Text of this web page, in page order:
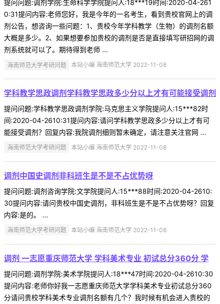
提问问题:调剂学院:生命科学学院提问人:18***19时间:2020-04-261
0:31提问内容:老师您好，我是今年的一名考生，看到贵校官网上的调
剂公告，想咨询一些问题：1、贵校今年学科教学（生物）的调剂名额
大概是多少。2、如果想要参加贵校的调剂是否是直接填写研招网的调
剂系统就可以了。期待得到老师 ...
海南师范大学考研问题 本站小编 海南师范大学 2022-11-08
学科教学思政调剂学科教学思政多少分以上才有可能接受调剂
提问问题:学科教学思政调剂学院:马克思主义学院提问人:15***82时
间:2020-04-2610:31提问内容:请问学科教学思政多少分以上才有可
能接受调剂？回复内容:我院调剂细则暂未确定，请注意关注官网 ...
海南师范大学考研问题 本站小编 海南师范大学 2022-11-08
调剂中国史调剂非科班生是不是不占优势呀
提问问题:调剂咨询学院:文学院提问人:15***88时间:2020-04-2610:
30提问内容:请问贵校中国史调剂，非科班生是不是不占优势呀？回复
内容:是的。 ...
海南师范大学考研问题 本站小编 海南师范大学 2022-11-08
调剂 一志愿重庆师范大学 学科美术专业 初试总分360分 学
提问问题:调剂学院:美术学院提问人:18***47时间:2020-04-2610:30
提问内容:老师你好我一志愿重庆师范大学学科美术专业初试总分360
分请问贵校学科美术专业调剂名额有几个？我时候有机会进入贵校的